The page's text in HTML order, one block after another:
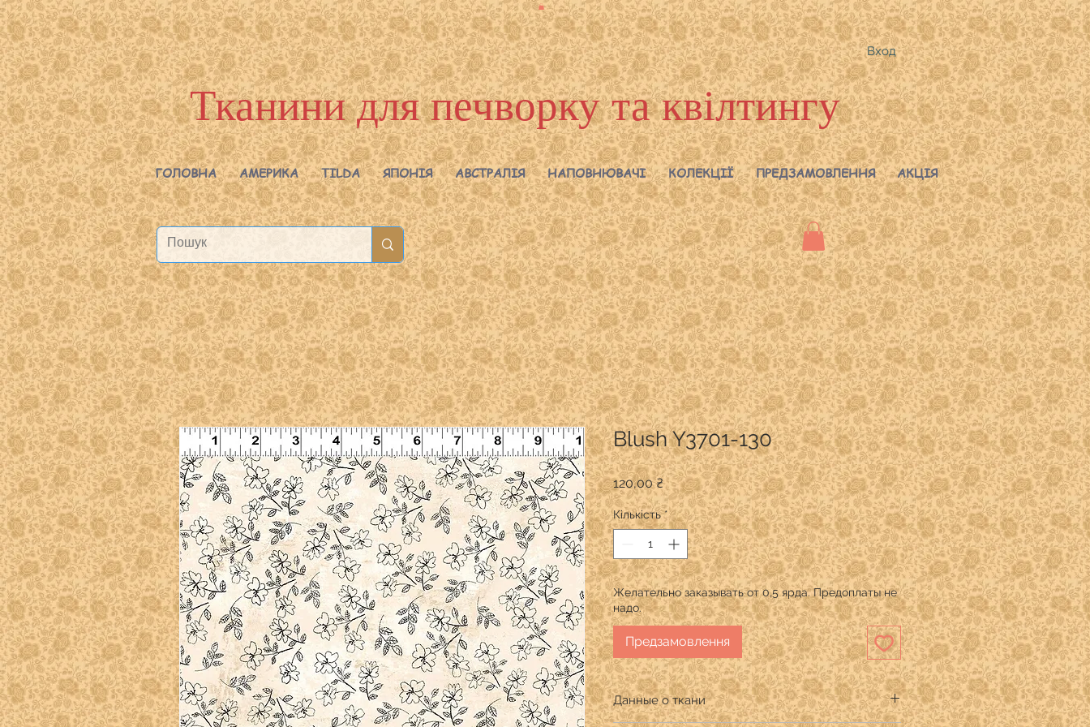
Вход
Тканини для печворку та квілтингу
ГОЛОВНА АМЕРИКА TILDA ЯПОНІЯ АВСТРАЛІЯ НАПОВНЮВАЧІ КОЛЕКЦІЇ ПРЕДЗАМОВЛЕННЯ АКЦІЯ
Blush Y3701-130
120,00 ₴Ціна
Кількість *
Желательно заказывать от 0,5 ярда. Предоплаты не
надо.
Предзамовлення
Данные о ткани